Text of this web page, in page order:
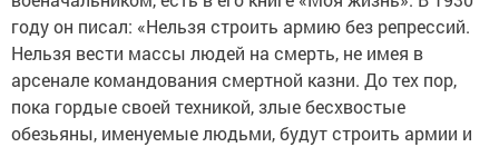
году он писал: «Нельзя строить армию без репрессий.
Нельзя вести массы людей на смерть, не имея в
арсенале командования смертной казни. До тех пор,
пока гордые своей техникой, злые бесхвостые
обезьяны, именуемые людьми, будут строить армии и